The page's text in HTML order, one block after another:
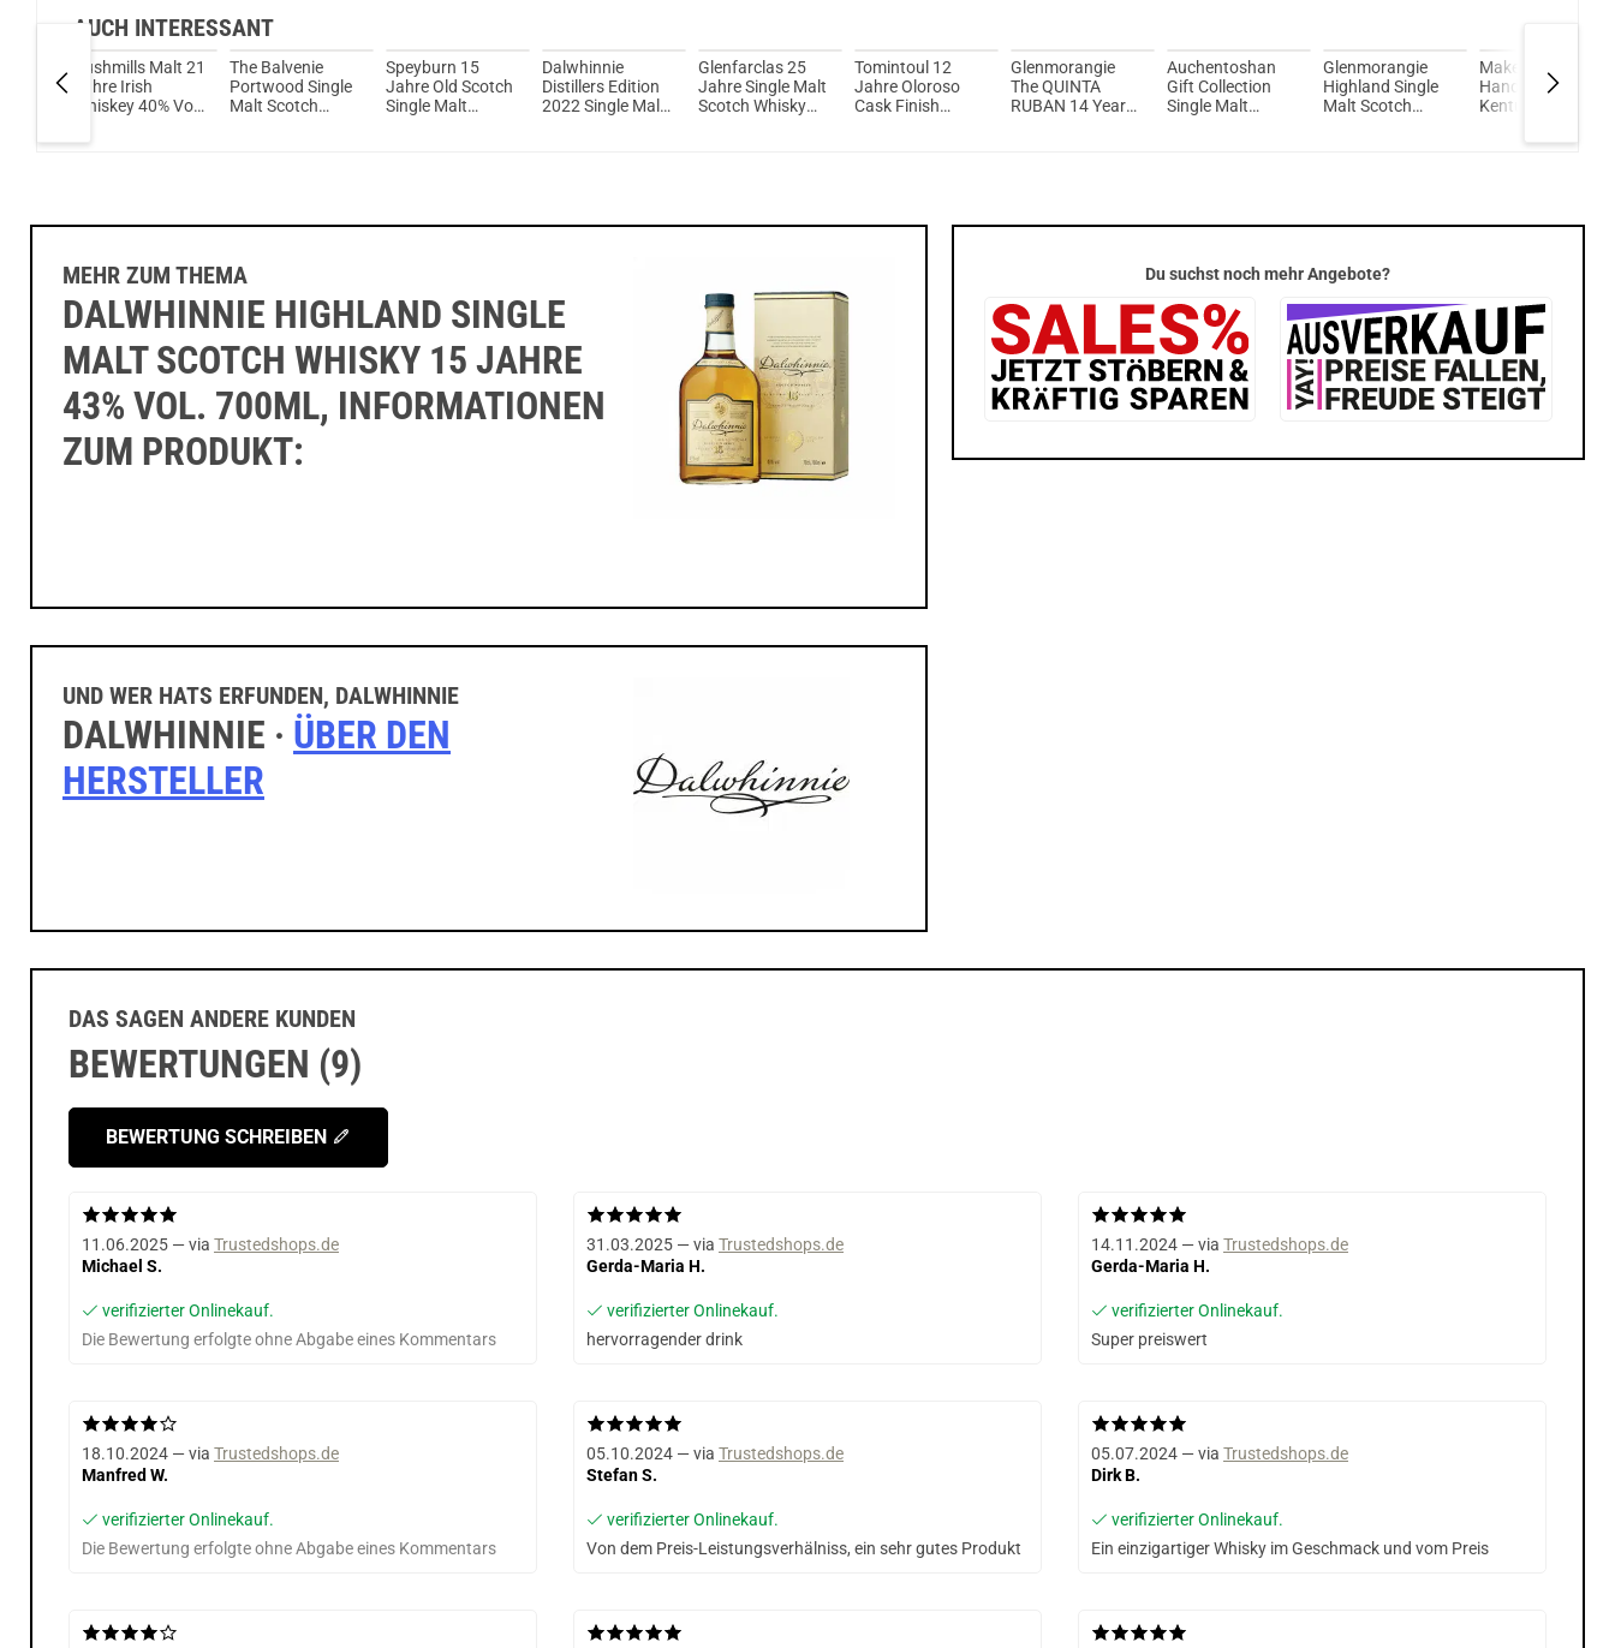
AUCH INTERESSANT
Bushmills Malt 21
Jahre Irish
Whiskey 40% Vol.
The Balvenie
Portwood Single
Malt Scotch
Speyburn 15
Jahre Old Scotch
Single Malt
Dalwhinnie
Distillers Edition
2022 Single Malt
Glenfarclas 25
Jahre Single Malt
Scotch Whisky
Tomintoul 12
Jahre Oloroso
Cask Finish
Glenmorangie
The QUINTA
RUBAN 14 Years
Auchentoshan
Gift Collection
Single Malt
Glenmorangie
Highland Single
Malt Scotch
Maker's Mark
Handgemachter
Kentucky
Whisky 45% Vol.
MEHR ZUM THEMA
DALWHINNIE HIGHLAND SINGLE
MALT SCOTCH WHISKY 15 JAHRE
43% VOL. 700ML, INFORMATIONEN
ZUM PRODUKT:
UND WER HATS ERFUNDEN, DALWHINNIE
DALWHINNIE · ÜBER DEN
HERSTELLER
Du suchst noch mehr Angebote?
DAS SAGEN ANDERE KUNDEN
BEWERTUNGEN (9)
BEWERTUNG SCHREIBEN
11.06.2025 — via Trustedshops.de
Michael S.
verifizierter Onlinekauf.
Die Bewertung erfolgte ohne Abgabe eines Kommentars
31.03.2025 — via Trustedshops.de
Gerda-Maria H.
verifizierter Onlinekauf.
hervorragender drink
14.11.2024 — via Trustedshops.de
Gerda-Maria H.
verifizierter Onlinekauf.
Super preiswert
18.10.2024 — via Trustedshops.de
Manfred W.
verifizierter Onlinekauf.
Die Bewertung erfolgte ohne Abgabe eines Kommentars
05.10.2024 — via Trustedshops.de
Stefan S.
verifizierter Onlinekauf.
Von dem Preis-Leistungsverhälniss, ein sehr gutes Produkt
05.07.2024 — via Trustedshops.de
Dirk B.
verifizierter Onlinekauf.
Ein einzigartiger Whisky im Geschmack und vom Preis